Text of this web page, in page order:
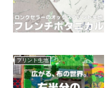
プリント生地